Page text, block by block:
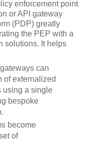
enforcement point
or API gateway
(PDP) greatly
the PEP with a
solutions. It helps
can
of externalized
using a single
bespoke
become
of